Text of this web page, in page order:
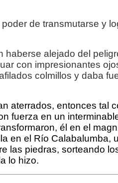
de transmutarse y
haberse alejado del
con impresionantes
colmillos y daba
aterrados, entonces tal
fuerza en un
él en el
en el Río Calabalumba,
las piedras, sorteando
lo hizo.